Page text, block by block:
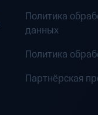
Политика
данных
Политика
Партнёрская